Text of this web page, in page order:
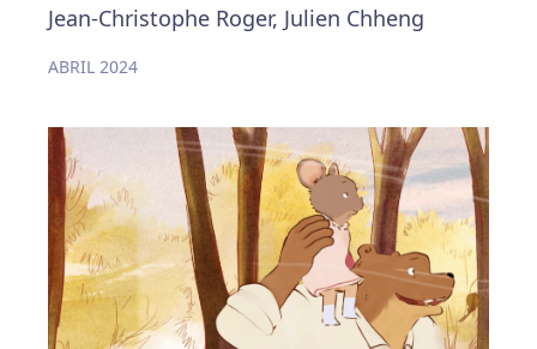
Jean-Christophe Roger, Julien Chheng
ABRIL 2024